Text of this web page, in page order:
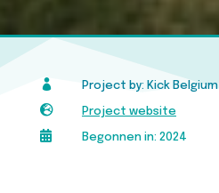
 Project by: Kick Belgium
 Project website
 Begonnen in: 2024